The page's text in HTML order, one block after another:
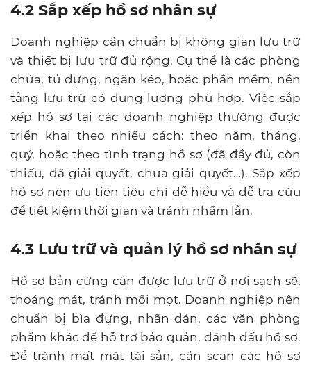
4.2 Sắp xếp hồ sơ nhân sự
Doanh nghiệp cần chuẩn bị không gian lưu trữ
và thiết bị lưu trữ đủ rộng. Cụ thể là các phòng
chứa, tủ đựng, ngăn kéo, hoặc phần mềm, nền
tảng lưu trữ có dung lượng phù hợp. Việc sắp
xếp hồ sơ tại các doanh nghiệp thường được
triển khai theo nhiều cách: theo năm, tháng,
quý, hoặc theo tình trạng hồ sơ (đã đầy đủ, còn
thiếu, đã giải quyết, chưa giải quyết…). Sắp xếp
hồ sơ nên ưu tiên tiêu chí dễ hiểu và dễ tra cứu
để tiết kiệm thời gian và tránh nhầm lẫn.
4.3 Lưu trữ và quản lý hồ sơ nhân sự
Hồ sơ bản cứng cần được lưu trữ ở nơi sạch sẽ,
thoáng mát, tránh mối mọt. Doanh nghiệp nên
chuẩn bị bìa đựng, nhãn dán, các văn phòng
phẩm khác để hỗ trợ bảo quản, đánh dấu hồ sơ.
Để tránh mất mát tài sản, cần scan các hồ sơ